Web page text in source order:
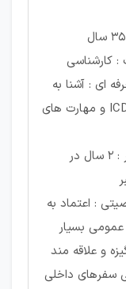
کارشناسی
ای : آشنا به
زبان انگلیسی ،ICDL و مهارت های
حداقل سابقه کار : 2 سال در
: اعتماد به
عمومی بسیار
و علاقه مند
سفرهای داخلی